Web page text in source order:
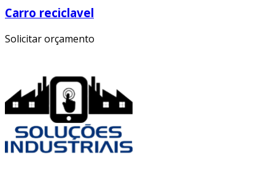
Carro reciclavel
Solicitar orçamento